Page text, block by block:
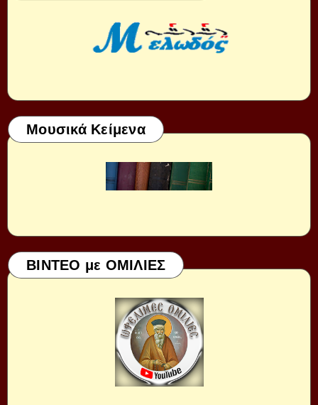
Μουσικά Κείμενα
ΒΙΝΤΕΟ με ΟΜΙΛΙΕΣ